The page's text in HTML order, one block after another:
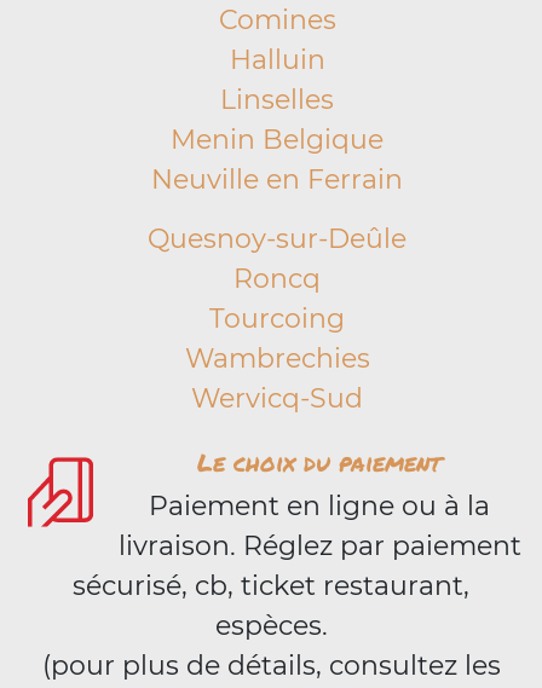
Comines
Halluin
Linselles
Menin Belgique
Neuville en Ferrain
Quesnoy-sur-Deûle
Roncq
Tourcoing
Wambrechies
Wervicq-Sud
Le choix du paiement
Paiement en ligne ou à la
livraison. Réglez par paiement
sécurisé, cb, ticket restaurant,
espèces.
(pour plus de détails, consultez les